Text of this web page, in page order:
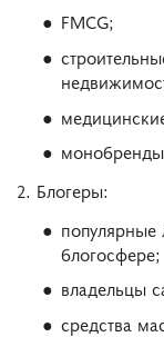
FMCG;
2. Блогеры:
популярные
блогосфере;
владельцы
средства